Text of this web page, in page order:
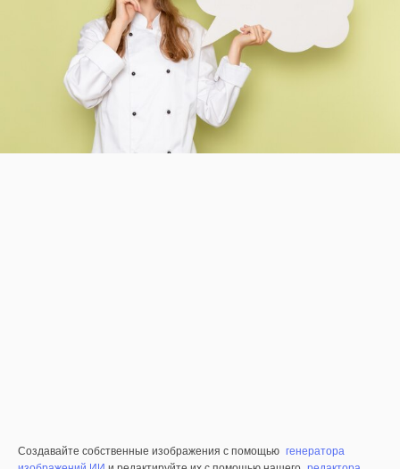
Создавайте собственные изображения с помощью генератора